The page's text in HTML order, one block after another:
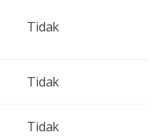
Tidak
Tidak
Tidak